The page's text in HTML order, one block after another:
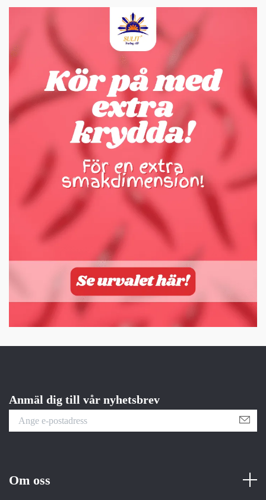
Anmäl dig till vår nyhetsbrev
Om oss